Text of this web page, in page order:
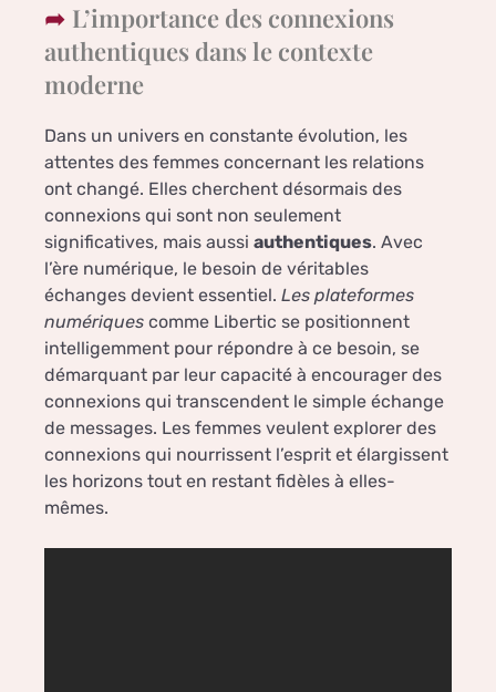
L’importance des connexions
authentiques dans le contexte
moderne
Dans un univers en constante évolution, les
attentes des femmes concernant les relations
ont changé. Elles cherchent désormais des
connexions qui sont non seulement
significatives, mais aussi authentiques. Avec
l’ère numérique, le besoin de véritables
échanges devient essentiel. Les plateformes
numériques comme Libertic se positionnent
intelligemment pour répondre à ce besoin, se
démarquant par leur capacité à encourager des
connexions qui transcendent le simple échange
de messages. Les femmes veulent explorer des
connexions qui nourrissent l’esprit et élargissent
les horizons tout en restant fidèles à elles-
mêmes.